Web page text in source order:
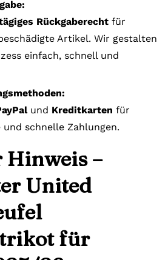
Rückgaberecht für
Artikel. Wir gestalten
einfach, schnell und
und Kreditkarten für
und schnelle Zahlungen.
–
United
für